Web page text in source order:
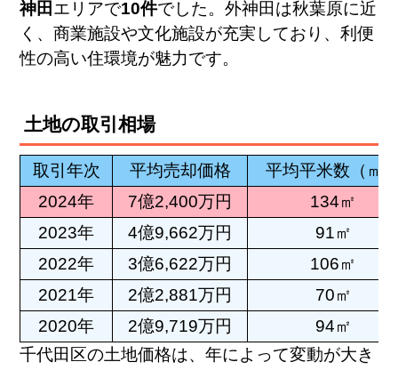
神田 エリアで10件でした。外神田は秋葉原に近
く、商業施設や文化施設が充実しており、利便
性の高い住環境が魅力です。
土地の取引相場
取引年次 平均売却価格
平均平米数（㎡
2024年
7億2,400万円
134㎡
2023年
4億9,662万円
91㎡
2022年
3億6,622万円
106㎡
2021年
2億2,881万円
70㎡
2020年
2億9,719万円
94㎡
千代田区の土地価格は、年によって変動が大き